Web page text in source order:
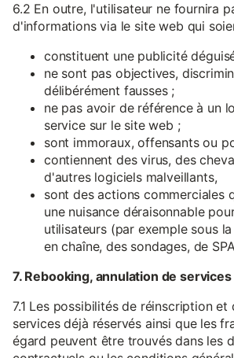
6.2 En outre, l'utilisateur ne fournira
d'informations via le site web qui
constituent une publicité
ne sont pas objectives,
délibérément fausses ;
ne pas avoir de référence à un
service sur le site web ;
sont immoraux, offensants ou
contiennent des virus, des
d'autres logiciels malveillants,
sont des actions commerciales
une nuisance déraisonnable
utilisateurs (par exemple sous
en chaîne, des sondages, de
7. Rebooking, annulation de services
7.1 Les possibilités de réinscription et
services déjà réservés ainsi que les
égard peuvent être trouvés dans les